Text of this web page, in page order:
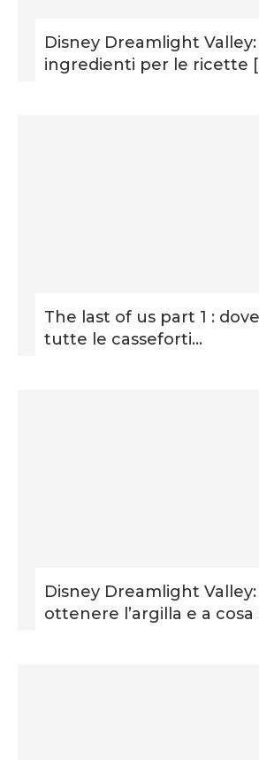
Disney Dreamlight
ingredienti per le ricette
The last of us part 1 :
tutte le casseforti...
Disney Dreamlight
ottenere l’argilla e a cosa